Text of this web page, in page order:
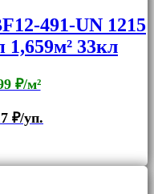
491-UN 1215
1,659м² 33кл
₽/м²
₽/уп.